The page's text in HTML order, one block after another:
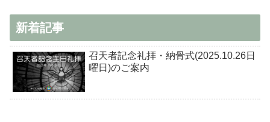
新着記事
召天者記念礼拝・納骨式(2025.10.26日
曜日)のご案内